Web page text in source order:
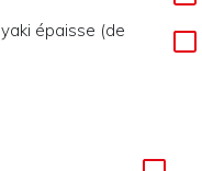
épaisse (de